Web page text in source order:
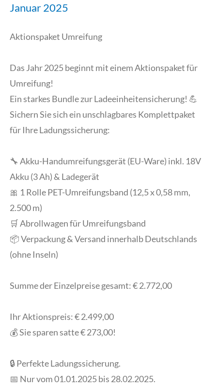
Januar 2025
Aktionspaket Umreifung
Das Jahr 2025 beginnt mit einem Aktionspaket für
Umreifung!
Ein starkes Bundle zur Ladeeinheitensicherung! 💪
Sichern Sie sich ein unschlagbares Komplettpaket
für Ihre Ladungssicherung:
🔧 Akku-Handumreifungsgerät (EU-Ware) inkl. 18V
Akku (3 Ah) & Ladegerät
🎀 1 Rolle PET-Umreifungsband (12,5 x 0,58 mm,
2.500 m)
🛒 Abrollwagen für Umreifungsband
📦 Verpackung & Versand innerhalb Deutschlands
(ohne Inseln)
Summe der Einzelpreise gesamt: € 2.772,00
Ihr Aktionspreis: € 2.499,00
💰 Sie sparen satte € 273,00!
🔒 Perfekte Ladungssicherung.
📅 Nur vom 01.01.2025 bis 28.02.2025.